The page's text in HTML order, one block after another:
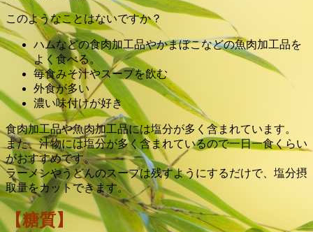
このようなことはないですか？
ハムなどの食肉加工品やかまぼこなどの魚肉加工品を
よく食べる。
毎食みそ汁やスープを飲む
外食が多い
濃い味付けが好き
食肉加工品や魚肉加工品には塩分が多く含まれています。
また、汁物には塩分が多く含まれているので一日一食くらい
がおすすめです。
ラーメンやうどんのスープは残すようにするだけで、塩分摂
取量をカットできます。
【糖質】